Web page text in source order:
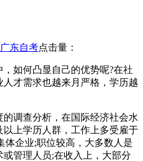
广东自考点击量：
如何凸显自己的优势呢?在社
才需求也越来月严格，学历越
调查分析，在国际经济社会水
上学历人群，工作上多受雇于
体企业;职位较高，大多数人是
管理人员;在收入上，大部分